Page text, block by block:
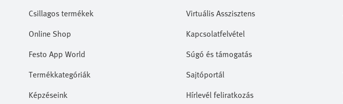
Csillagos termékek
Online Shop
Festo App World
Termékkategóriák
Képzéseink
Virtuális Asszisztens
Kapcsolatfelvétel
Súgó és támogatás
Sajtóportál
Hírlevél feliratkozás